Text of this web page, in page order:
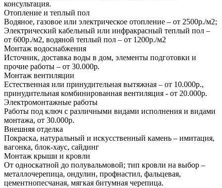
консультация.
Отопление и теплый пол
Водяное, газовое или электрическое отопление – от 2500р./м2;
Электрический кабельный или инфракрасный теплый пол –
от 600р./м2, водяной теплый пол – от 1200р./м2
Монтаж водоснабжения
Источник, доставка воды в дом, элементы подготовки и
прочие работы – от 30.000р.
Монтаж вентиляции
Естественная или принудительная вытяжная – от 10.000р.,
принудительная комбинированная вентиляция - от 20.000р.
Электромонтажные работы
Работы под ключ с различными видами исполнения и видами
монтажа, от 30.000р.
Внешняя отделка
Покраска, натуральный и искусственный камень – имитация,
вагонка, блок-хаус, сайдинг
Монтаж крыши и кровли
От односкатной до полувальмовой; тип кровли на выбор –
металлочерепица, ондулин, профнастил, фальцевая,
цементнопесчаная, мягкая битумная черепица.